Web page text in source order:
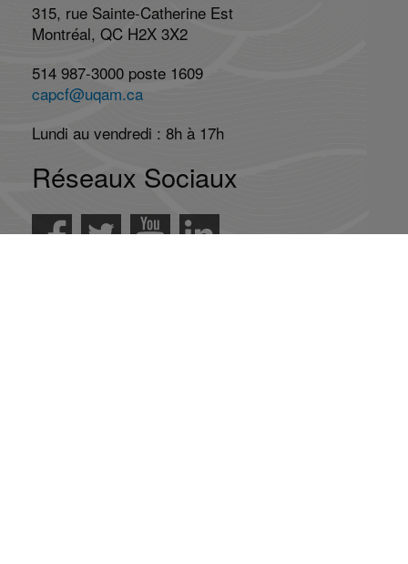
315, rue Sainte-Catherine Est
Montréal, QC H2X 3X2
514 987-3000 poste 1609
capcf@uqam.ca
Lundi au vendredi : 8h à 17h
Réseaux Sociaux